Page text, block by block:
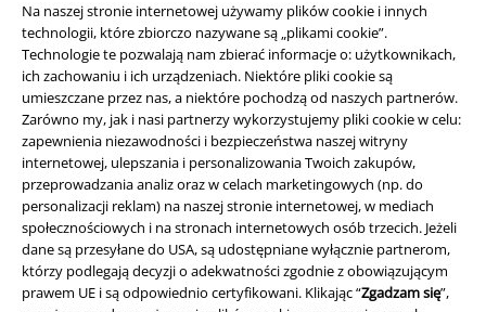
Na naszej stronie internetowej używamy plików cookie i innych
technologii, które zbiorczo nazywane są „plikami cookie”.
Technologie te pozwalają nam zbierać informacje o: użytkownikach,
ich zachowaniu i ich urządzeniach. Niektóre pliki cookie są
umieszczane przez nas, a niektóre pochodzą od naszych partnerów.
Zarówno my, jak i nasi partnerzy wykorzystujemy pliki cookie w celu:
zapewnienia niezawodności i bezpieczeństwa naszej witryny
internetowej, ulepszania i personalizowania Twoich zakupów,
przeprowadzania analiz oraz w celach marketingowych (np. do
personalizacji reklam) na naszej stronie internetowej, w mediach
społecznościowych i na stronach internetowych osób trzecich. Jeżeli
dane są przesyłane do USA, są udostępniane wyłącznie partnerom,
którzy podlegają decyzji o adekwatności zgodnie z obowiązującym
prawem UE i są odpowiednio certyfikowani. Klikając “Zgadzam się”,
Informacje prawne
Regulamin
Dane firmy